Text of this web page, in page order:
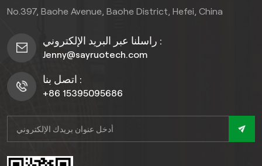
No.397, Baohe Avenue, Baohe District, Hefei, China
راسلنا عبر البريد الإلكتروني :
Jenny@sayruotech.com
اتصل بنا :
+86 15395095686